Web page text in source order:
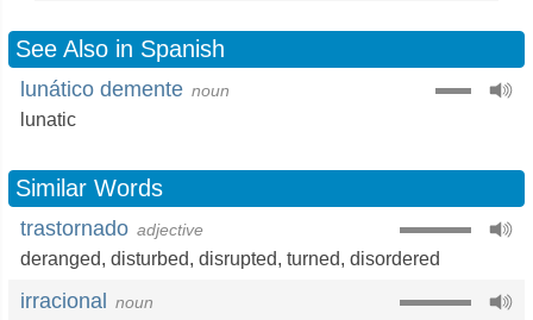
See Also in Spanish
lunático demente noun
lunatic
Similar Words
trastornado adjective
deranged, disturbed, disrupted, turned, disordered
irracional noun